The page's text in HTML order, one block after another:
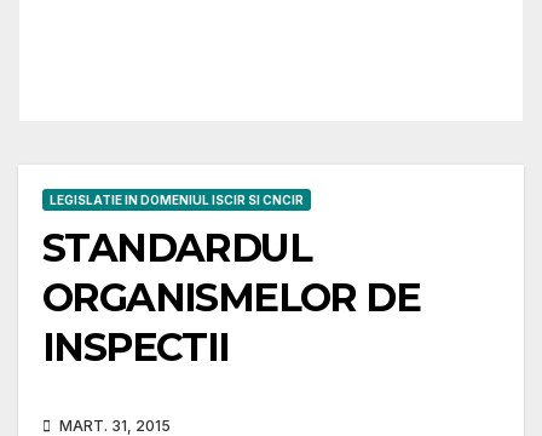
LEGISLATIE IN DOMENIUL ISCIR SI CNCIR
STANDARDUL
ORGANISMELOR DE
INSPECTII
MART. 31, 2015